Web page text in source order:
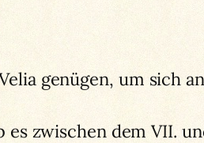
genügen, um sich
zwischen dem VII.